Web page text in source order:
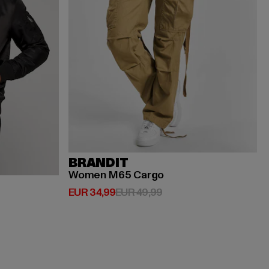
BRANDIT
Women M65 Cargo
EUR 34,99
Derzeitiger Preis: EUR 34,99
EUR 49,99Aktionspreis: EUR 49,99